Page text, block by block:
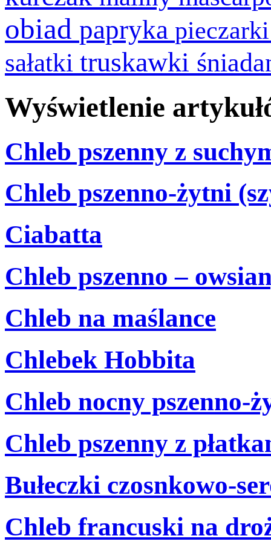
obiad papryka
sałatki truskawki
Wyświetlenie
Chleb pszenny z
Chleb pszenno-żytni
Ciabatta
Chleb pszenno –
Chleb na maślance
Chlebek Hobbita
Chleb nocny pszenno-
Chleb pszenny z
Bułeczki czosnkowo-
Chleb francuski na